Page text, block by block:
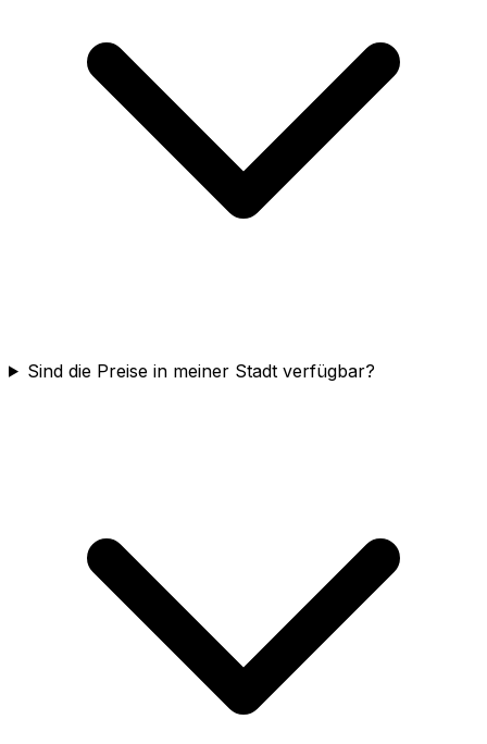
Sind die Preise in meiner Stadt verfügbar?